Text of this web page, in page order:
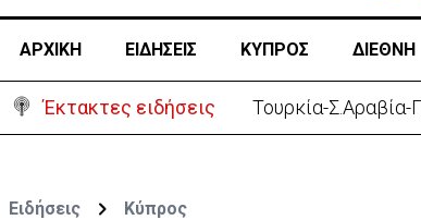
ΑΡΧΙΚΗ ΕΙΔΗΣΕΙΣ ΚΥΠΡΟΣ ΔΙΕΘΝΗ
Έκτακτες ειδήσεις Τουρκία-
Ειδήσεις Κύπρος